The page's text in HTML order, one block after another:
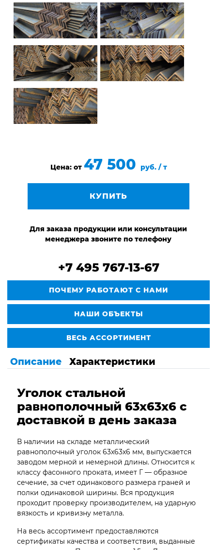
Цена: от 47 500 руб. / т
КУПИТЬ
Для заказа продукции или консультации
менеджера звоните по телефону
+7 495 767-13-67
ПОЧЕМУ РАБОТАЮТ С НАМИ
НАШИ ОБЪЕКТЫ
ВЕСЬ АССОРТИМЕНТ
Описание Характеристики
Уголок стальной
равнополочный 63х63х6 с
доставкой в день заказа
В наличии на складе металлический
равнополочный уголок 63х63х6 мм, выпускается
заводом мерной и немерной длины. Относится к
классу фасонного проката, имеет Г — образное
сечение, за счет одинакового размера граней и
полки одинаковой ширины. Вся продукция
проходит проверку производителем, на ударную
вязкость и кривизну металла.
На весь ассортимент предоставляются
сертификаты качества и соответствия, выданные